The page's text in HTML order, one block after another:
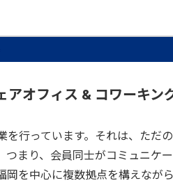
オフィス & コワーキン
行っています。それは、ただ
まり、会員同士がコミュニケ
を中心に複数拠点を構えなが